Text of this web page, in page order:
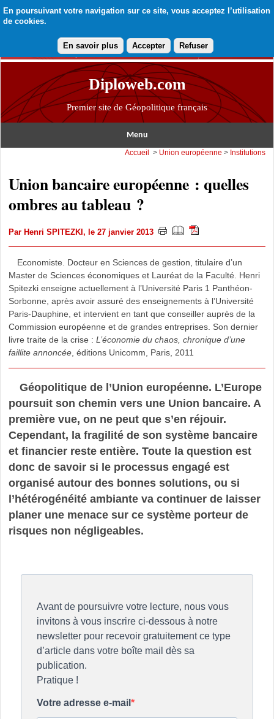
En poursuivant votre navigation sur ce site, vous acceptez l’utilisation
de cookies.
En savoir plus Accepter Refuser
Diploweb.com
Premier site de Géopolitique français
Menu
Accueil > Union européenne > Institutions
Union bancaire européenne : quelles
ombres au tableau ?
Par Henri SPITEZKI , le 27 janvier 2013
Economiste. Docteur en Sciences de gestion, titulaire d’un
Master de Sciences économiques et Lauréat de la Faculté. Henri
Spitezki enseigne actuellement à l’Université Paris 1 Panthéon-
Sorbonne, après avoir assuré des enseignements à l’Université
Paris-Dauphine, et intervient en tant que conseiller auprès de la
Commission européenne et de grandes entreprises. Son dernier
livre traite de la crise : L’économie du chaos, chronique d’une
faillite annoncée, éditions Unicomm, Paris, 2011
Géopolitique de l’Union européenne. L’Europe
poursuit son chemin vers une Union bancaire. A
première vue, on ne peut que s’en réjouir.
Cependant, la fragilité de son système bancaire
et financier reste entière. Toute la question est
donc de savoir si le processus engagé est
organisé autour des bonnes solutions, ou si
l’hétérogénéité ambiante va continuer de laisser
planer une menace sur ce système porteur de
risques non négligeables.